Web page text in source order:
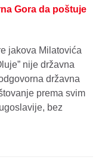
Gora da poštuje
jakova Milatovića
nije državna
državna
prema svim
bez